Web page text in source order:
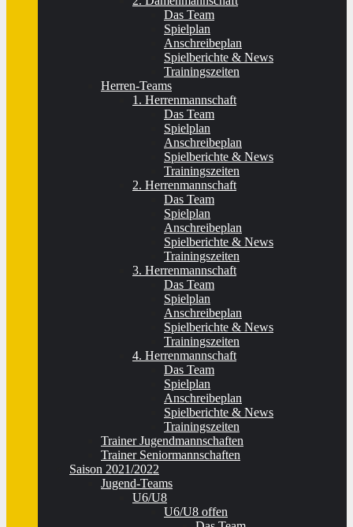
Das Team
Spielplan
Anschreibeplan
Spielberichte & News
Trainingszeiten
Herren-Teams
1. Herrenmannschaft
Das Team
Spielplan
Anschreibeplan
Spielberichte & News
Trainingszeiten
2. Herrenmannschaft
Das Team
Spielplan
Anschreibeplan
Spielberichte & News
Trainingszeiten
3. Herrenmannschaft
Das Team
Spielplan
Anschreibeplan
Spielberichte & News
Trainingszeiten
4. Herrenmannschaft
Das Team
Spielplan
Anschreibeplan
Spielberichte & News
Trainingszeiten
Trainer Jugendmannschaften
Trainer Seniormannschaften
Saison 2021/2022
Jugend-Teams
U6/U8
U6/U8 offen